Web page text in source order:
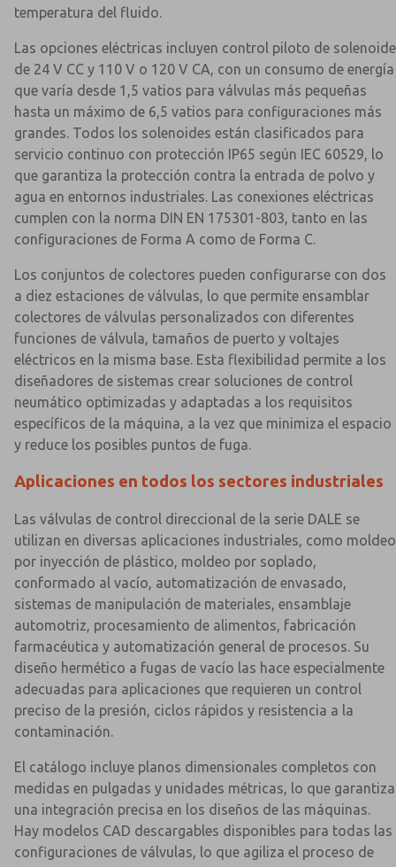
temperatura del fluido.
Las opciones eléctricas incluyen control piloto de solenoide
de 24 V CC y 110 V o 120 V CA, con un consumo de energía
que varía desde 1,5 vatios para válvulas más pequeñas
hasta un máximo de 6,5 vatios para configuraciones más
grandes. Todos los solenoides están clasificados para
servicio continuo con protección IP65 según IEC 60529, lo
que garantiza la protección contra la entrada de polvo y
agua en entornos industriales. Las conexiones eléctricas
cumplen con la norma DIN EN 175301-803, tanto en las
configuraciones de Forma A como de Forma C.
Los conjuntos de colectores pueden configurarse con dos
a diez estaciones de válvulas, lo que permite ensamblar
colectores de válvulas personalizados con diferentes
funciones de válvula, tamaños de puerto y voltajes
eléctricos en la misma base. Esta flexibilidad permite a los
diseñadores de sistemas crear soluciones de control
neumático optimizadas y adaptadas a los requisitos
específicos de la máquina, a la vez que minimiza el espacio
y reduce los posibles puntos de fuga.
Aplicaciones en todos los sectores industriales
Las válvulas de control direccional de la serie DALE se
utilizan en diversas aplicaciones industriales, como moldeo
por inyección de plástico, moldeo por soplado,
conformado al vacío, automatización de envasado,
sistemas de manipulación de materiales, ensamblaje
automotriz, procesamiento de alimentos, fabricación
farmacéutica y automatización general de procesos. Su
diseño hermético a fugas de vacío las hace especialmente
adecuadas para aplicaciones que requieren un control
preciso de la presión, ciclos rápidos y resistencia a la
contaminación.
El catálogo incluye planos dimensionales completos con
medidas en pulgadas y unidades métricas, lo que garantiza
una integración precisa en los diseños de las máquinas.
Hay modelos CAD descargables disponibles para todas las
configuraciones de válvulas, lo que agiliza el proceso de